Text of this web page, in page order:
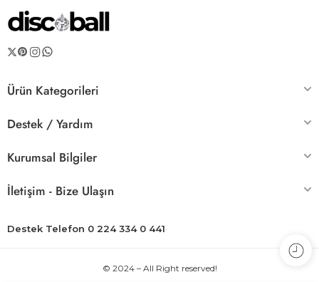
Ürün Kategorileri
Destek / Yardım
Kurumsal Bilgiler
İletişim - Bize Ulaşın
Destek Telefon 0 224 334 0 441
© 2024 – All Right reserved!